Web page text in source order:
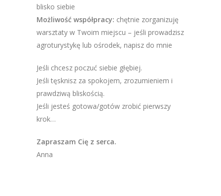
blisko siebie
Możliwość współpracy: chętnie zorganizuję
warsztaty w Twoim miejscu – jeśli prowadzisz
agroturystykę lub ośrodek, napisz do mnie
Jeśli chcesz poczuć siebie głębiej.
Jeśli tęsknisz za spokojem, zrozumieniem i
prawdziwą bliskością.
Jeśli jesteś gotowa/gotów zrobić pierwszy
krok…
Zapraszam Cię z serca.
Anna